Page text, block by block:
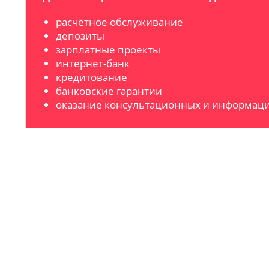
расчётное обслуживание
депозиты
зарплатные проекты
интернет-банк
кредитование
банковские гарантии
оказание консультационных и